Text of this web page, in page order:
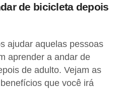
de bicicleta depois
ajudar aquelas pessoas
aprender a andar de
de adulto. Vejam as
que você irá